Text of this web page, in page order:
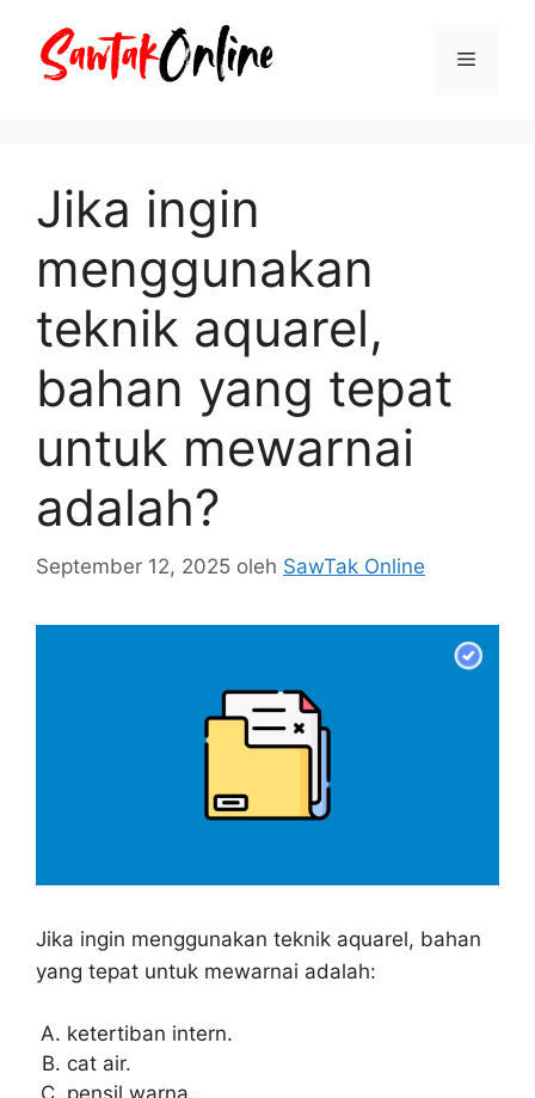
Menu
Jika ingin
menggunakan
teknik aquarel,
bahan yang tepat
untuk mewarnai
adalah?
September 12, 2025 oleh SawTak Online
Jika ingin menggunakan teknik aquarel, bahan
yang tepat untuk mewarnai adalah:
ketertiban intern.
cat air.
pensil warna.